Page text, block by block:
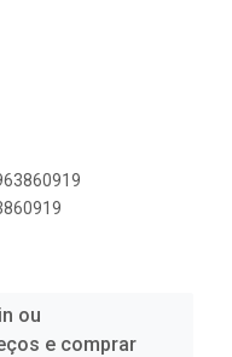
ou
e comprar